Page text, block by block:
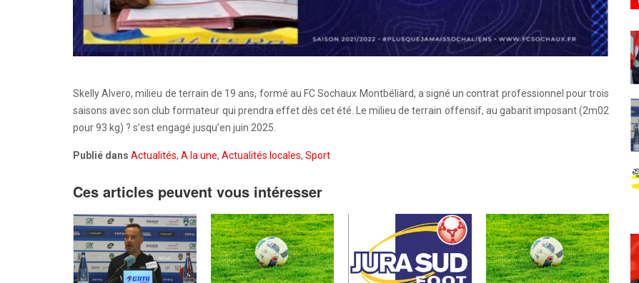
Skelly Alvero, milieu de terrain de 19 ans, formé au FC Sochaux Montbéliard, a signé un contrat professionnel pour trois
saisons avec son club formateur qui prendra effet dès cet été. Le milieu de terrain offensif, au gabarit imposant (2m02
pour 93 kg) ? s’est engagé jusqu’en juin 2025.
Publié dans Actualités, A la une, Actualités locales, Sport
Ces articles peuvent vous intéresser